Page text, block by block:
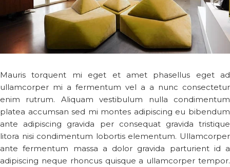
Mauris torquent mi eget et amet phasellus eget ad
ullamcorper mi a fermentum vel a a nunc consectetur
enim rutrum. Aliquam vestibulum nulla condimentum
platea accumsan sed mi montes adipiscing eu bibendum
ante adipiscing gravida per consequat gravida tristique
litora nisi condimentum lobortis elementum. Ullamcorper
ante fermentum massa a dolor gravida parturient id a
adipiscing neque rhoncus quisque a ullamcorper tempor.